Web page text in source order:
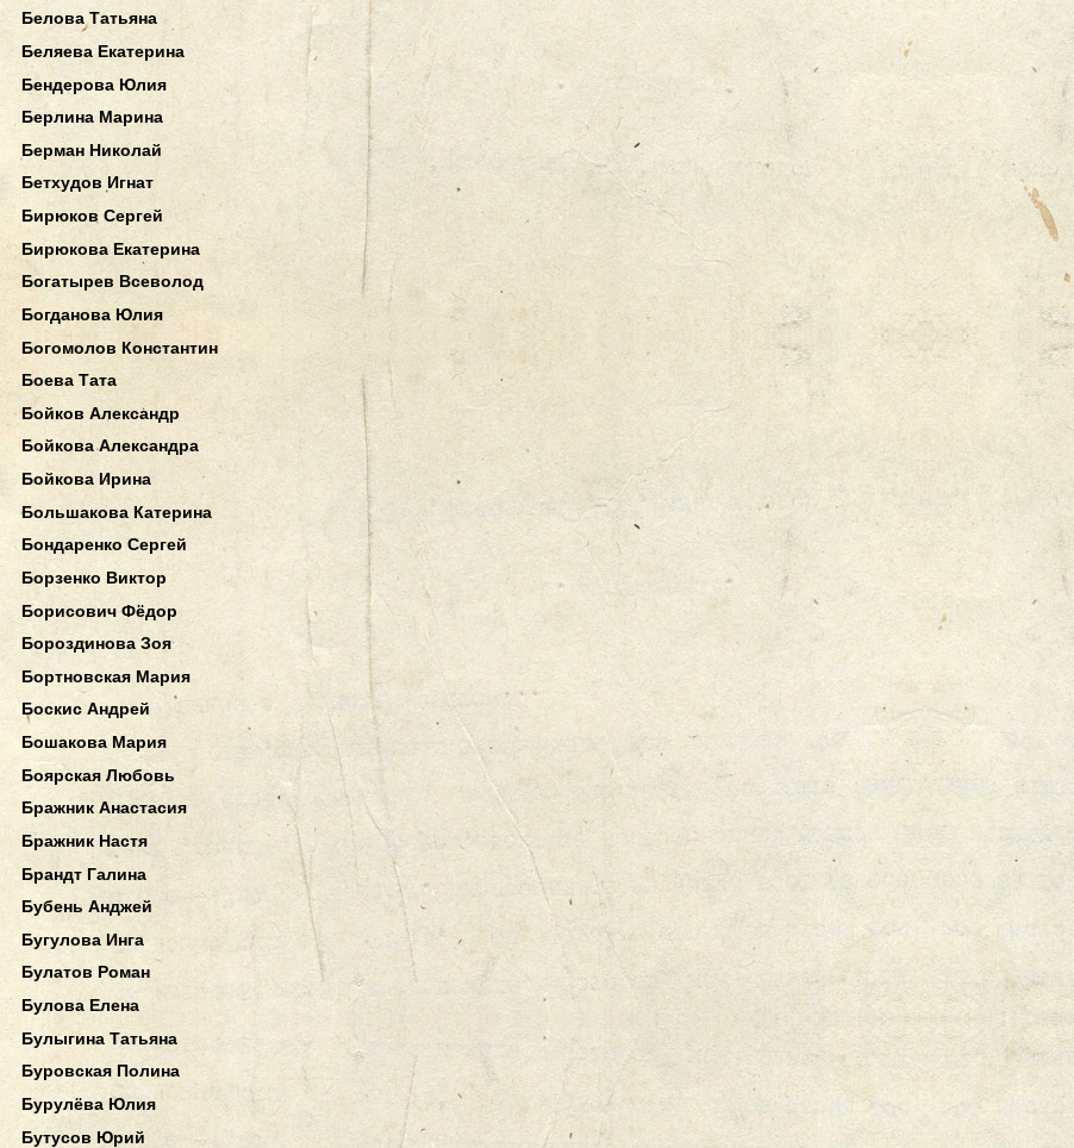
Белова Татьяна
Беляева Екатерина
Бендерова Юлия
Берлина Марина
Берман Николай
Бетхудов Игнат
Бирюков Сергей
Бирюкова Екатерина
Богатырев Всеволод
Богданова Юлия
Богомолов Константин
Боева Тата
Бойков Александр
Бойкова Александра
Бойкова Ирина
Большакова Катерина
Бондаренко Сергей
Борзенко Виктор
Борисович Фёдор
Бороздинова Зоя
Бортновская Мария
Боскис Андрей
Бошакова Мария
Боярская Любовь
Бражник Анастасия
Бражник Настя
Брандт Галина
Бубень Анджей
Бугулова Инга
Булатов Роман
Булова Елена
Булыгина Татьяна
Буровская Полина
Бурулёва Юлия
Бутусов Юрий